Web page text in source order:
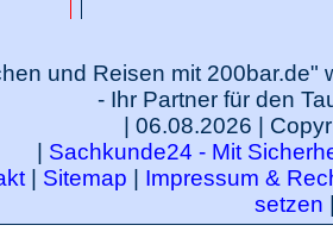
und Reisen mit 200bar.de"
- Ihr Partner für den
| 06.08.2026 |
Sachkunde24 - Mit
| Sitemap
Impressum &
setzen